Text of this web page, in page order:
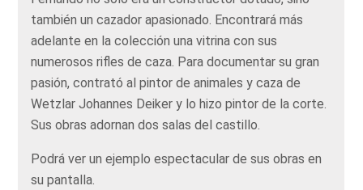
también un cazador apasionado. Encontrará más
adelante en la colección una vitrina con sus
numerosos rifles de caza. Para documentar su gran
pasión, contrató al pintor de animales y caza de
Wetzlar Johannes Deiker y lo hizo pintor de la corte.
Sus obras adornan dos salas del castillo.
Podrá ver un ejemplo espectacular de sus obras en
su pantalla.